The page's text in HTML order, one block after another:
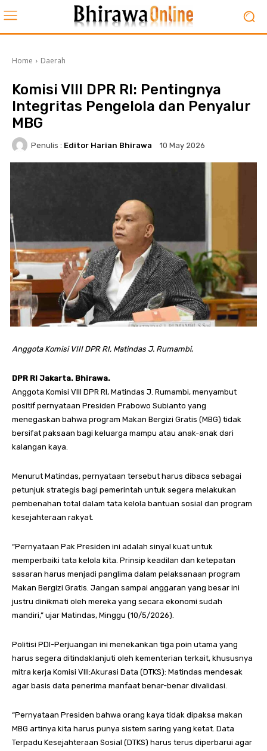
Home Daerah
Komisi VIII DPR RI: Pentingnya
Integritas Pengelola dan Penyalur
MBG
Penulis : Editor Harian Bhirawa 10 May 2026
Anggota Komisi VIII DPR RI, Matindas J. Rumambi,
DPR RI Jakarta. Bhirawa.
Anggota Komisi VIII DPR RI, Matindas J. Rumambi, menyambut
positif pernyataan Presiden Prabowo Subianto yang
menegaskan bahwa program Makan Bergizi Gratis (MBG) tidak
bersifat paksaan bagi keluarga mampu atau anak-anak dari
kalangan kaya.
Menurut Matindas, pernyataan tersebut harus dibaca sebagai
petunjuk strategis bagi pemerintah untuk segera melakukan
pembenahan total dalam tata kelola bantuan sosial dan program
kesejahteraan rakyat.
“Pernyataan Pak Presiden ini adalah sinyal kuat untuk
memperbaiki tata kelola kita. Prinsip keadilan dan ketepatan
sasaran harus menjadi panglima dalam pelaksanaan program
Makan Bergizi Gratis. Jangan sampai anggaran yang besar ini
justru dinikmati oleh mereka yang secara ekonomi sudah
mandiri,” ujar Matindas, Minggu (10/5/2026).
Politisi PDI-Perjuangan ini menekankan tiga poin utama yang
harus segera ditindaklanjuti oleh kementerian terkait, khususnya
mitra kerja Komisi VIII:Akurasi Data (DTKS): Matindas mendesak
agar basis data penerima manfaat benar-benar divalidasi.
“Pernyataan Presiden bahwa orang kaya tidak dipaksa makan
MBG artinya kita harus punya sistem saring yang ketat. Data
Terpadu Kesejahteraan Sosial (DTKS) harus terus diperbarui agar